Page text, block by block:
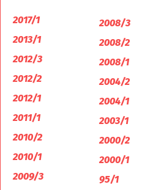
2017/1
2013/1
2012/3
2012/2
2012/1
2011/1
2010/2
2010/1
2009/3
2008/3
2008/2
2008/1
2004/2
2004/1
2003/1
2000/2
2000/1
95/1